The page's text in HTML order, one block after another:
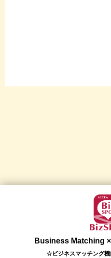
Business Matching
☆ビジネスマッチング